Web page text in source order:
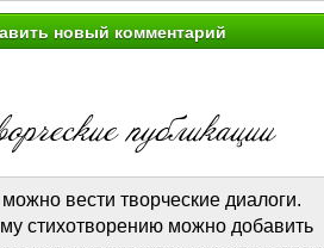
можно вести творческие диалоги.
стихотворению можно добавить